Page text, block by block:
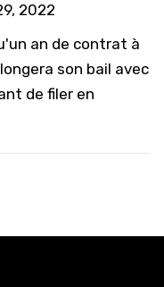
2022
an de contrat à
son bail avec
de filer en